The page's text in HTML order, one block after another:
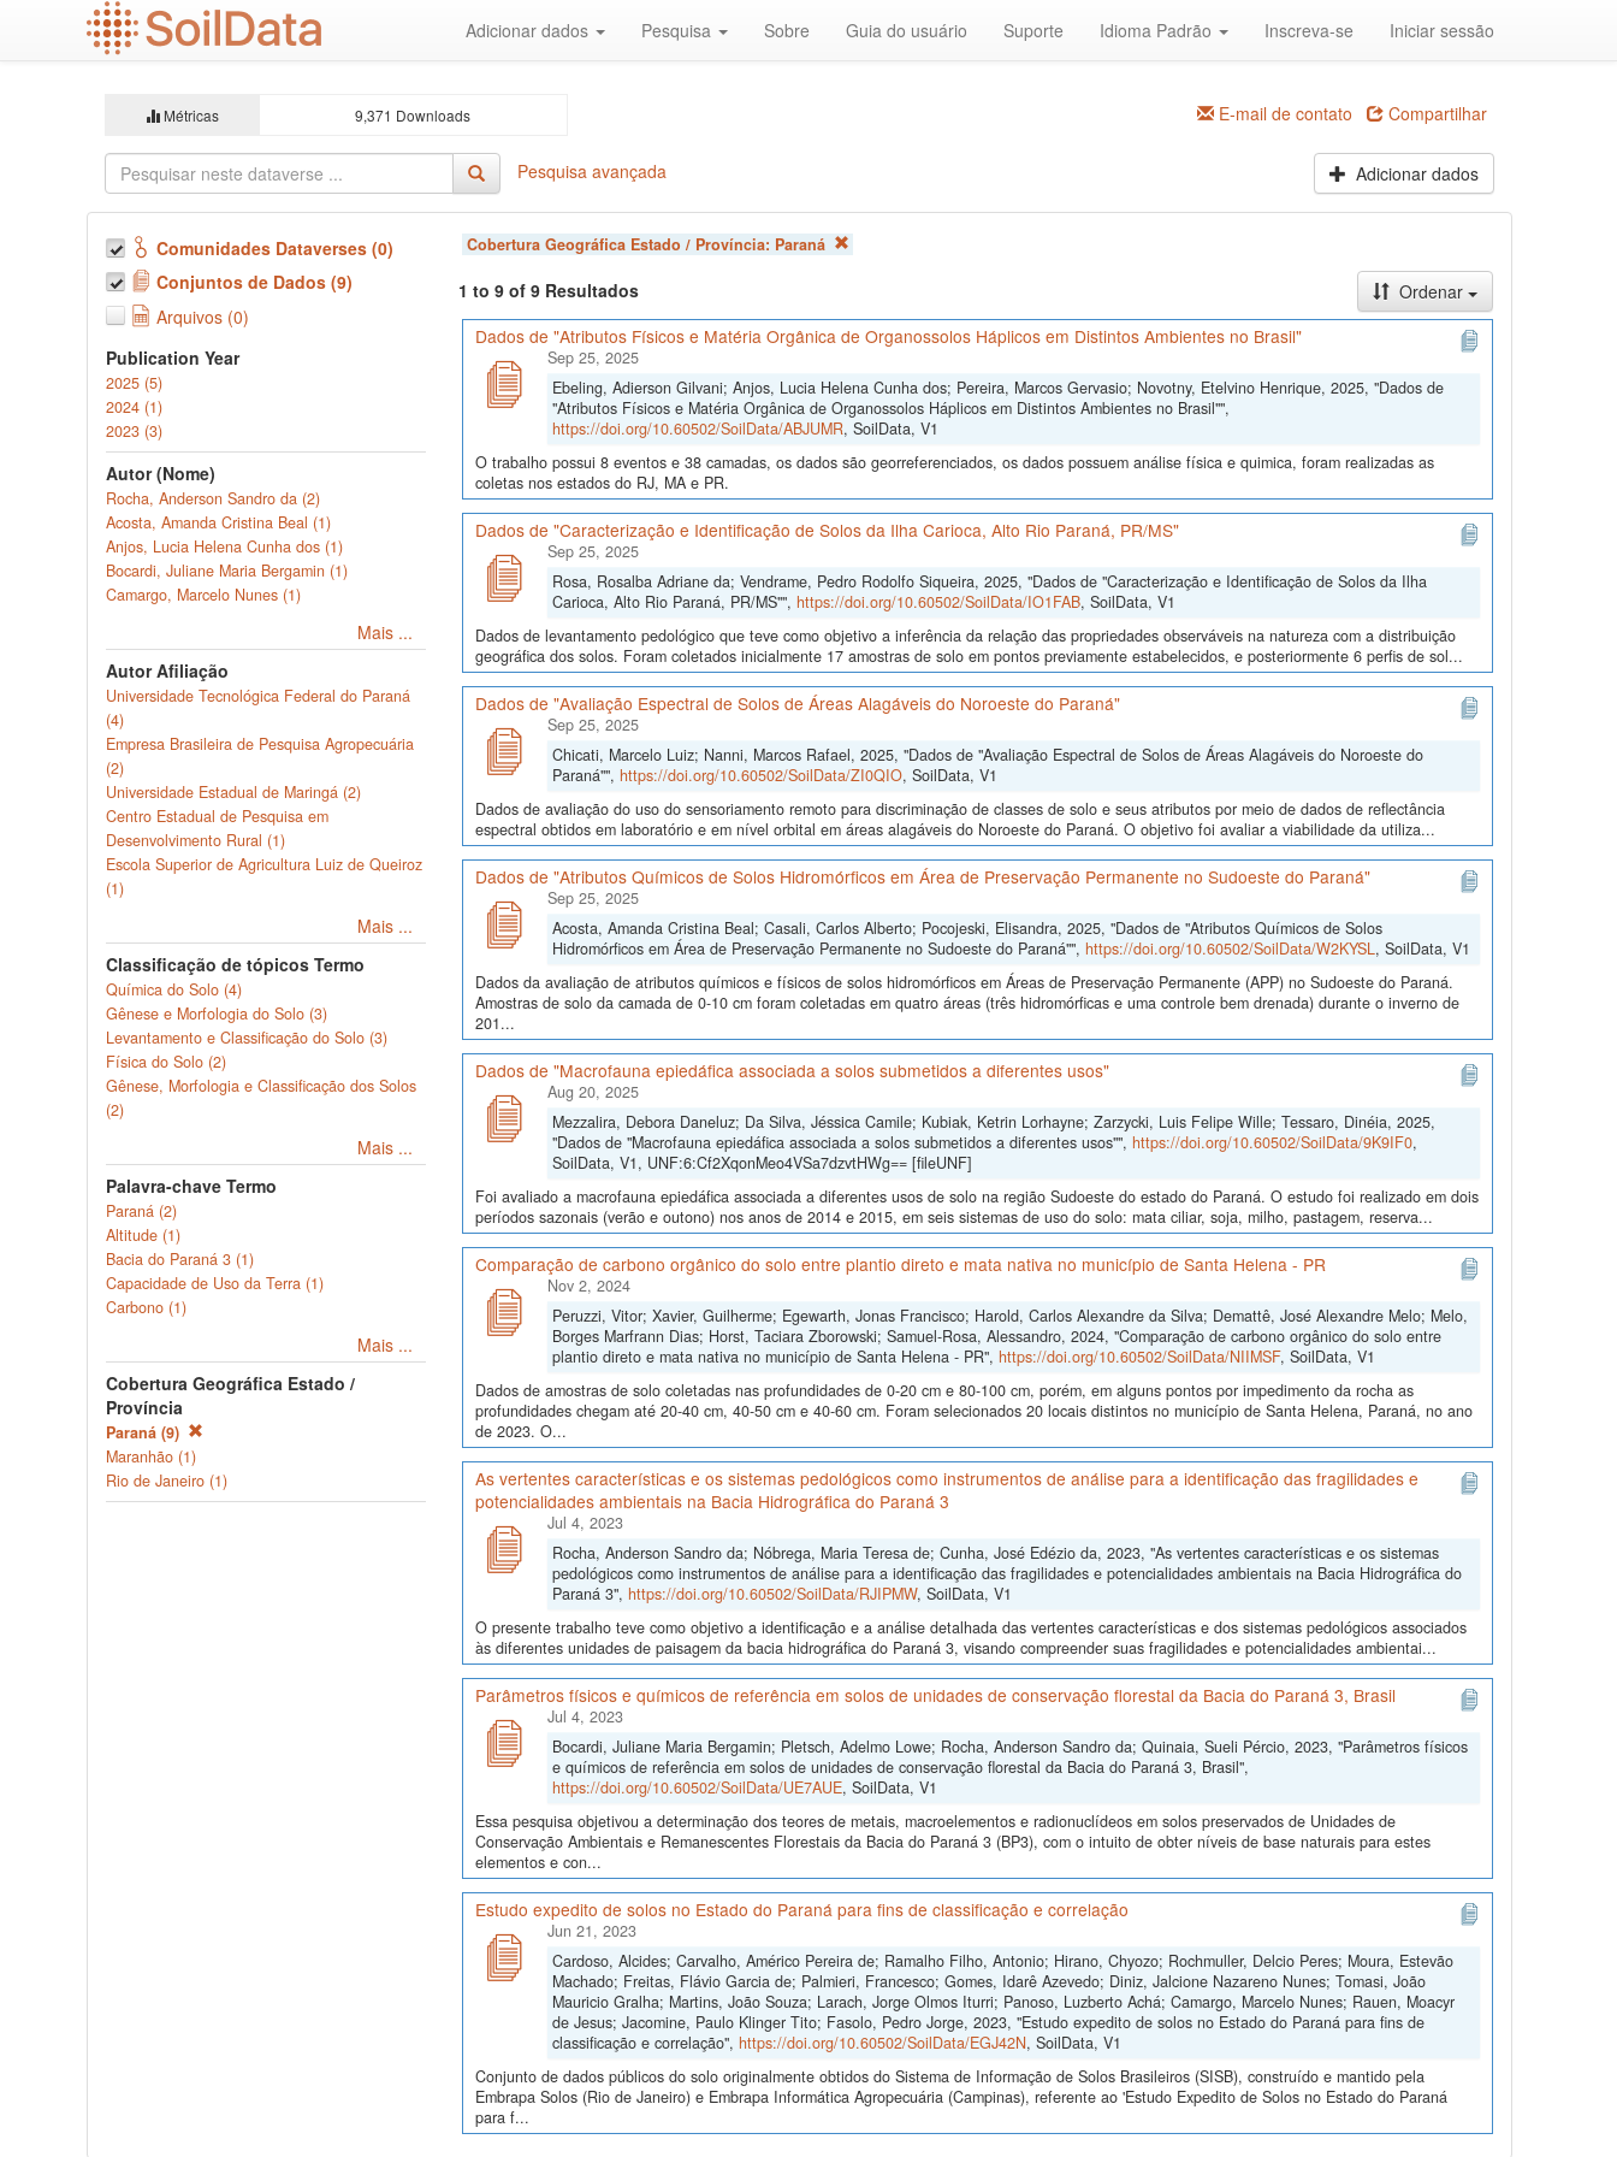
Adicionar dados Pesquisa Sobre Guia do usuário Suporte Idioma Padrão Inscreva-se Iniciar sessão
Métricas 9,371 Downloads E-mail de contato Compartilhar
Pesquisa avançada Adicionar dados
Comunidades Dataverses (0)
Conjuntos de Dados (9)
Arquivos (0)
Publication Year
2025 (5)
2024 (1)
2023 (3)
Autor (Nome)
Rocha, Anderson Sandro da (2)
Acosta, Amanda Cristina Beal (1)
Anjos, Lucia Helena Cunha dos (1)
Bocardi, Juliane Maria Bergamin (1)
Camargo, Marcelo Nunes (1)
Mais ...
Autor Afiliação
Universidade Tecnológica Federal do Paraná
(4)
Empresa Brasileira de Pesquisa Agropecuária
(2)
Universidade Estadual de Maringá (2)
Centro Estadual de Pesquisa em
Desenvolvimento Rural (1)
Escola Superior de Agricultura Luiz de Queiroz
(1)
Mais ...
Classificação de tópicos Termo
Química do Solo (4)
Gênese e Morfologia do Solo (3)
Levantamento e Classificação do Solo (3)
Física do Solo (2)
Gênese, Morfologia e Classificação dos Solos
(2)
Mais ...
Palavra-chave Termo
Paraná (2)
Altitude (1)
Bacia do Paraná 3 (1)
Capacidade de Uso da Terra (1)
Carbono (1)
Mais ...
Cobertura Geográfica Estado /
Província
Paraná (9)
Maranhão (1)
Rio de Janeiro (1)
Cobertura Geográfica Estado / Província: Paraná
1 to 9 of 9 Resultados
Ordenar
Dados de "Atributos Físicos e Matéria Orgânica de Organossolos Háplicos em Distintos Ambientes no Brasil"
Sep 25, 2025
Ebeling, Adierson Gilvani; Anjos, Lucia Helena Cunha dos; Pereira, Marcos Gervasio; Novotny, Etelvino Henrique, 2025, "Dados de
"Atributos Físicos e Matéria Orgânica de Organossolos Háplicos em Distintos Ambientes no Brasil"",
https://doi.org/10.60502/SoilData/ABJUMR, SoilData, V1
O trabalho possui 8 eventos e 38 camadas, os dados são georreferenciados, os dados possuem análise física e quimica, foram realizadas as
coletas nos estados do RJ, MA e PR.
Dados de "Caracterização e Identificação de Solos da Ilha Carioca, Alto Rio Paraná, PR/MS"
Sep 25, 2025
Rosa, Rosalba Adriane da; Vendrame, Pedro Rodolfo Siqueira, 2025, "Dados de "Caracterização e Identificação de Solos da Ilha
Carioca, Alto Rio Paraná, PR/MS"", https://doi.org/10.60502/SoilData/IO1FAB, SoilData, V1
Dados de levantamento pedológico que teve como objetivo a inferência da relação das propriedades observáveis na natureza com a distribuição
geográfica dos solos. Foram coletados inicialmente 17 amostras de solo em pontos previamente estabelecidos, e posteriormente 6 perfis de sol...
Dados de "Avaliação Espectral de Solos de Áreas Alagáveis do Noroeste do Paraná"
Sep 25, 2025
Chicati, Marcelo Luiz; Nanni, Marcos Rafael, 2025, "Dados de "Avaliação Espectral de Solos de Áreas Alagáveis do Noroeste do
Paraná"", https://doi.org/10.60502/SoilData/ZI0QIO, SoilData, V1
Dados de avaliação do uso do sensoriamento remoto para discriminação de classes de solo e seus atributos por meio de dados de reflectância
espectral obtidos em laboratório e em nível orbital em áreas alagáveis do Noroeste do Paraná. O objetivo foi avaliar a viabilidade da utiliza...
Dados de "Atributos Químicos de Solos Hidromórficos em Área de Preservação Permanente no Sudoeste do Paraná"
Sep 25, 2025
Acosta, Amanda Cristina Beal; Casali, Carlos Alberto; Pocojeski, Elisandra, 2025, "Dados de "Atributos Químicos de Solos
Hidromórficos em Área de Preservação Permanente no Sudoeste do Paraná"", https://doi.org/10.60502/SoilData/W2KYSL, SoilData, V1
Dados da avaliação de atributos químicos e físicos de solos hidromórficos em Áreas de Preservação Permanente (APP) no Sudoeste do Paraná.
Amostras de solo da camada de 0-10 cm foram coletadas em quatro áreas (três hidromórficas e uma controle bem drenada) durante o inverno de
201...
Dados de "Macrofauna epiedáfica associada a solos submetidos a diferentes usos"
Aug 20, 2025
Mezzalira, Debora Daneluz; Da Silva, Jéssica Camile; Kubiak, Ketrin Lorhayne; Zarzycki, Luis Felipe Wille; Tessaro, Dinéia, 2025,
"Dados de "Macrofauna epiedáfica associada a solos submetidos a diferentes usos"", https://doi.org/10.60502/SoilData/9K9IF0,
SoilData, V1, UNF:6:Cf2XqonMeo4VSa7dzvtHWg== [fileUNF]
Foi avaliado a macrofauna epiedáfica associada a diferentes usos de solo na região Sudoeste do estado do Paraná. O estudo foi realizado em dois
períodos sazonais (verão e outono) nos anos de 2014 e 2015, em seis sistemas de uso do solo: mata ciliar, soja, milho, pastagem, reserva...
Comparação de carbono orgânico do solo entre plantio direto e mata nativa no município de Santa Helena - PR
Nov 2, 2024
Peruzzi, Vitor; Xavier, Guilherme; Egewarth, Jonas Francisco; Harold, Carlos Alexandre da Silva; Demattê, José Alexandre Melo; Melo,
Borges Marfrann Dias; Horst, Taciara Zborowski; Samuel-Rosa, Alessandro, 2024, "Comparação de carbono orgânico do solo entre
plantio direto e mata nativa no município de Santa Helena - PR", https://doi.org/10.60502/SoilData/NIIMSF, SoilData, V1
Dados de amostras de solo coletadas nas profundidades de 0-20 cm e 80-100 cm, porém, em alguns pontos por impedimento da rocha as
profundidades chegam até 20-40 cm, 40-50 cm e 40-60 cm. Foram selecionados 20 locais distintos no município de Santa Helena, Paraná, no ano
de 2023. O...
As vertentes características e os sistemas pedológicos como instrumentos de análise para a identificação das fragilidades e
potencialidades ambientais na Bacia Hidrográfica do Paraná 3
Jul 4, 2023
Rocha, Anderson Sandro da; Nóbrega, Maria Teresa de; Cunha, José Edézio da, 2023, "As vertentes características e os sistemas
pedológicos como instrumentos de análise para a identificação das fragilidades e potencialidades ambientais na Bacia Hidrográfica do
Paraná 3", https://doi.org/10.60502/SoilData/RJIPMW, SoilData, V1
O presente trabalho teve como objetivo a identificação e a análise detalhada das vertentes características e dos sistemas pedológicos associados
às diferentes unidades de paisagem da bacia hidrográfica do Paraná 3, visando compreender suas fragilidades e potencialidades ambientai...
Parâmetros físicos e químicos de referência em solos de unidades de conservação florestal da Bacia do Paraná 3, Brasil
Jul 4, 2023
Bocardi, Juliane Maria Bergamin; Pletsch, Adelmo Lowe; Rocha, Anderson Sandro da; Quinaia, Sueli Pércio, 2023, "Parâmetros físicos
e químicos de referência em solos de unidades de conservação florestal da Bacia do Paraná 3, Brasil",
https://doi.org/10.60502/SoilData/UE7AUE, SoilData, V1
Essa pesquisa objetivou a determinação dos teores de metais, macroelementos e radionuclídeos em solos preservados de Unidades de
Conservação Ambientais e Remanescentes Florestais da Bacia do Paraná 3 (BP3), com o intuito de obter níveis de base naturais para estes
elementos e con...
Estudo expedito de solos no Estado do Paraná para fins de classificação e correlação
Jun 21, 2023
Cardoso, Alcides; Carvalho, Américo Pereira de; Ramalho Filho, Antonio; Hirano, Chyozo; Rochmuller, Delcio Peres; Moura, Estevão
Machado; Freitas, Flávio Garcia de; Palmieri, Francesco; Gomes, Idarê Azevedo; Diniz, Jalcione Nazareno Nunes; Tomasi, João
Mauricio Gralha; Martins, João Souza; Larach, Jorge Olmos Iturri; Panoso, Luzberto Achá; Camargo, Marcelo Nunes; Rauen, Moacyr
de Jesus; Jacomine, Paulo Klinger Tito; Fasolo, Pedro Jorge, 2023, "Estudo expedito de solos no Estado do Paraná para fins de
classificação e correlação", https://doi.org/10.60502/SoilData/EGJ42N, SoilData, V1
Conjunto de dados públicos do solo originalmente obtidos do Sistema de Informação de Solos Brasileiros (SISB), construído e mantido pela
Embrapa Solos (Rio de Janeiro) e Embrapa Informática Agropecuária (Campinas), referente ao 'Estudo Expedito de Solos no Estado do Paraná
para f...